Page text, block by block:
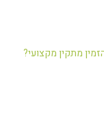
מתקין מקצועי?